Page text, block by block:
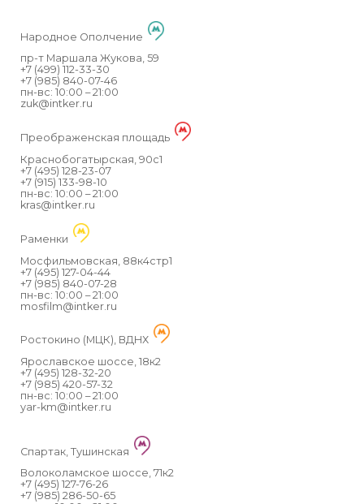
Народное Ополчение
пр-т Маршала Жукова, 59
+7 (499) 112-33-30
+7 (985) 840-07-46
пн-вс: 10:00 – 21:00
zuk@intker.ru
Преображенская площадь
Краснобогатырская, 90с1
+7 (495) 128-23-07
+7 (915) 133-98-10
пн-вс: 10:00 – 21:00
kras@intker.ru
Раменки
Мосфильмовская, 88к4стр1
+7 (495) 127-04-44
+7 (985) 840-07-28
пн-вс: 10:00 – 21:00
mosfilm@intker.ru
Ростокино (МЦК), ВДНХ
Ярославское шоссе, 18к2
+7 (495) 128-32-20
+7 (985) 420-57-32
пн-вс: 10:00 – 21:00
yar-km@intker.ru
Спартак, Тушинская
Волоколамское шоссе, 71к2
+7 (495) 127-76-26
+7 (985) 286-50-65